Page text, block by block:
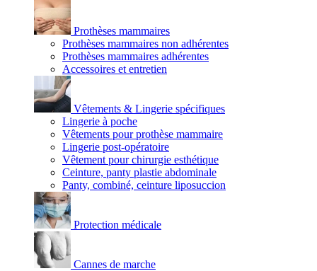
Prothèses mammaires
Prothèses mammaires non adhérentes
Prothèses mammaires adhérentes
Accessoires et entretien
Vêtements & Lingerie spécifiques
Lingerie à poche
Vêtements pour prothèse mammaire
Lingerie post-opératoire
Vêtement pour chirurgie esthétique
Ceinture, panty plastie abdominale
Panty, combiné, ceinture liposuccion
Protection médicale
Cannes de marche